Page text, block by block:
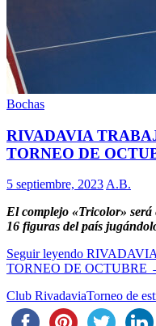
Bochas
RIVADAVIA
TORNEO DE
5 septiembre, 2023 A.B.
El complejo «Tricolor» será
16 figuras del país
Seguir leyendo
TORNEO DE OCTUBRE
Club RivadaviaTorneo de